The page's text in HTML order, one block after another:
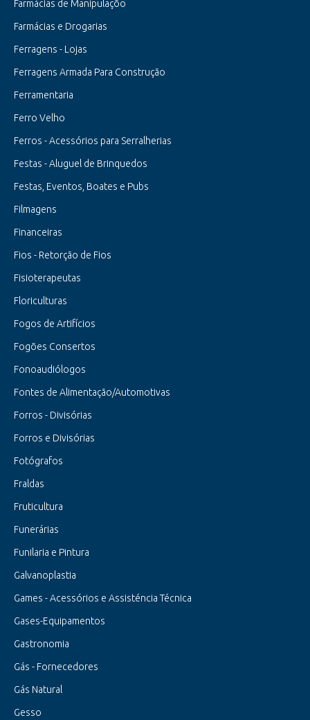
Farmácias de Manipulaçõo
Farmácias e Drogarias
Ferragens - Lojas
Ferragens Armada Para Construção
Ferramentaria
Ferro Velho
Ferros - Acessórios para Serralherias
Festas - Aluguel de Brinquedos
Festas, Eventos, Boates e Pubs
Filmagens
Financeiras
Fios - Retorção de Fios
Fisioterapeutas
Floriculturas
Fogos de Artifícios
Fogões Consertos
Fonoaudiólogos
Fontes de Alimentação/Automotivas
Forros - Divisórias
Forros e Divisórias
Fotógrafos
Fraldas
Fruticultura
Funerárias
Funilaria e Pintura
Galvanoplastia
Games - Acessórios e Assisténcia Técnica
Gases-Equipamentos
Gastronomia
Gás - Fornecedores
Gás Natural
Gesso